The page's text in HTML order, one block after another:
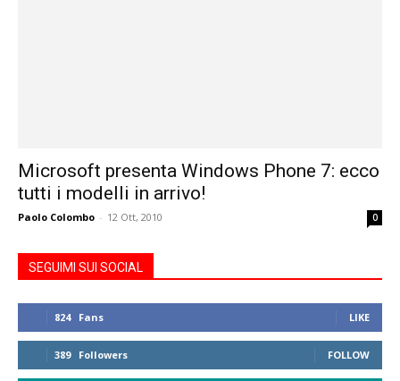
Microsoft presenta Windows Phone 7: ecco
tutti i modelli in arrivo!
Paolo Colombo - 12 Ott, 2010 0
SEGUIMI SUI SOCIAL
824 Fans LIKE
389 Followers FOLLOW